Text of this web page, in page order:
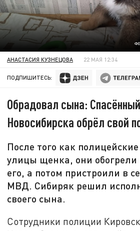
АНАСТАСИЯ КУЗНЕЦОВА 22 МАЯ 12:34
ПОДПИШИТЕСЬ:
Обрадовал сына:
Новосибирска обрёл свой
После того как
улицы щенка, они
его, а потом пристроили в
МВД. Сибиряк решил
своего сына.
Сотрудники полиции